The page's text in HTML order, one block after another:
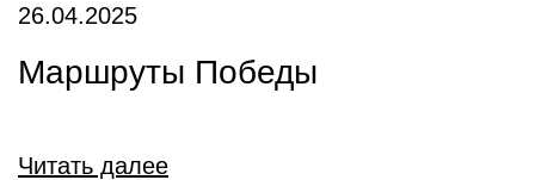
26.04.2025
Маршруты Победы
Читать далее